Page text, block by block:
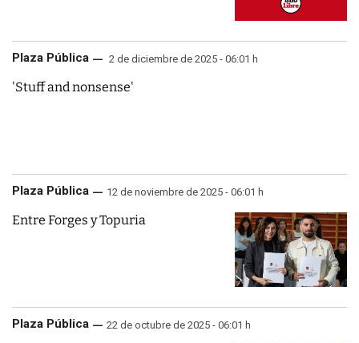
Plaza Pública 2 de diciembre de 2025 - 06:01 h
'Stuff and nonsense'
Plaza Pública 12 de noviembre de 2025 - 06:01 h
Entre Forges y Topuria
Plaza Pública 22 de octubre de 2025 - 06:01 h